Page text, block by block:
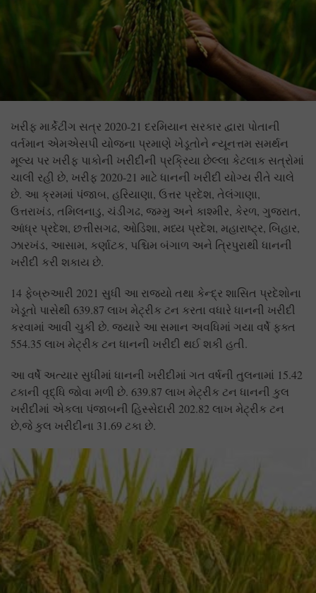
ખરીફ માર્કેટીંગ સત્ર 2020-21 દરમિયાન સરકાર દ્વારા પોતાની
વર્તમાન એમએસપી યોજના પ્રમાણે ખેડૂતોને ન્યૂનત્તમ સમર્થન
મૂલ્ય પર ખરીફ પાકોની ખરીદીની પ્રક્રિયા છેલ્લા કેટલાક સત્રોમાં
ચાલી રહી છે, ખરીફ 2020-21 માટે ધાનની ખરીદી યોગ્ય રીતે ચાલે
છે. આ ક્રમમાં પંજાબ, હરિયાણા, ઉત્તર પ્રદેશ, તેલંગાણા,
ઉત્તરાખંડ, તમિલનાડુ, ચંડીગઢ, જમ્મુ અને કાશ્મીર, કેરળ, ગુજરાત,
આંધ્ર પ્રદેશ, છત્તીસગઢ, ઓડિશા, મધ્ય પ્રદેશ, મહારાષ્ટ્ર, બિહાર,
ઝારખંડ, આસામ, કર્ણાટક, પશ્ચિમ બંગાળ અને ત્રિપુરાથી ધાનની
ખરીદી કરી શકાય છે.
14 ફેબ્રુઆરી 2021 સુધી આ રાજ્યો તથા કેન્દ્ર શાસિત પ્રદેશોના
ખેડૂતો પાસેથી 639.87 લાખ મેટ્રીક ટન કરતા વધારે ધાનની ખરીદી
કરવામાં આવી ચુકી છે. જ્યારે આ સમાન અવધિમાં ગયા વર્ષે ફક્ત
554.35 લાખ મેટ્રીક ટન ધાનની ખરીદી થઈ શકી હતી.
આ વર્ષે અત્યાર સુધીમાં ધાનની ખરીદીમાં ગત વર્ષની તુલનામાં 15.42
ટકાની વૃદ્ધિ જોવા મળી છે. 639.87 લાખ મેટ્રીક ટન ધાનની કુલ
ખરીદીમાં એકલા પંજાબની હિસ્સેદારી 202.82 લાખ મેટ્રીક ટન
છે,જે કુલ ખરીદીના 31.69 ટકા છે.